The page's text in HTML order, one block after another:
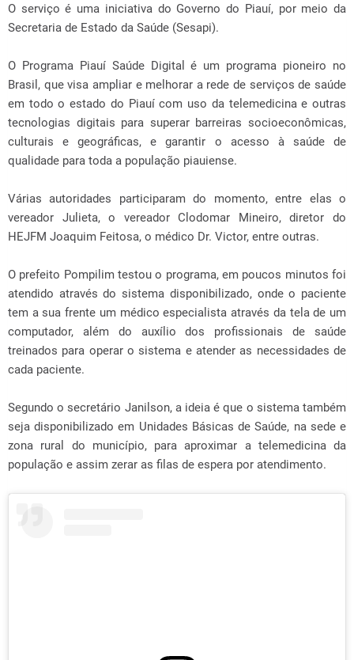
O serviço é uma iniciativa do Governo do Piauí, por meio da
Secretaria de Estado da Saúde (Sesapi).
O Programa Piauí Saúde Digital é um programa pioneiro no
Brasil, que visa ampliar e melhorar a rede de serviços de saúde
em todo o estado do Piauí com uso da telemedicina e outras
tecnologias digitais para superar barreiras socioeconômicas,
culturais e geográficas, e garantir o acesso à saúde de
qualidade para toda a população piauiense.
Várias autoridades participaram do momento, entre elas o
vereador Julieta, o vereador Clodomar Mineiro, diretor do
HEJFM Joaquim Feitosa, o médico Dr. Victor, entre outras.
O prefeito Pompilim testou o programa, em poucos minutos foi
atendido através do sistema disponibilizado, onde o paciente
tem a sua frente um médico especialista através da tela de um
computador, além do auxílio dos profissionais de saúde
treinados para operar o sistema e atender as necessidades de
cada paciente.
Segundo o secretário Janilson, a ideia é que o sistema também
seja disponibilizado em Unidades Básicas de Saúde, na sede e
zona rural do município, para aproximar a telemedicina da
população e assim zerar as filas de espera por atendimento.